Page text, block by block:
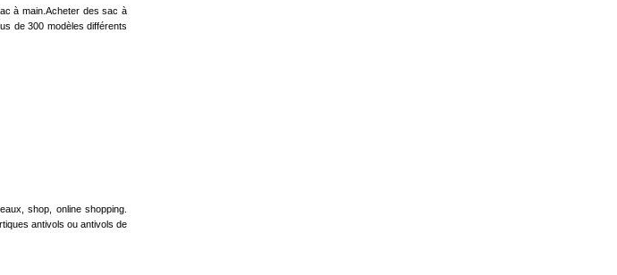
à main.Acheter des sac à
de 300 modèles différents
shop, online shopping.
antivols ou antivols de